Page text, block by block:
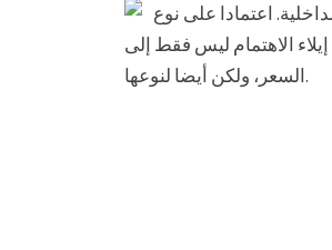
اعتمادا على نوع
الاهتمام ليس فقط إلى
السعر، ولكن أيضا لنوعها.